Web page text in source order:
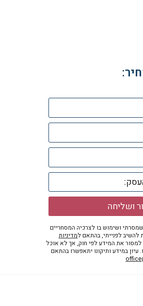
ושליחה
ושימוש בו לצרכיה המסחריים
להשיב לפנייתי, בהתאם למדיניות
למסור את המידע לפי חוק, אך לא אוכל
במידע ותיקונו יתאפשרו בהתאם